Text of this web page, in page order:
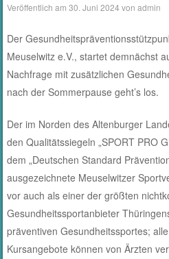
Veröffentlich am30. Juni 2024 vonadmin
Der
Meuselwitz e.V., startet demnächst
Nachfrage mit zusätzlichen
nach der Sommerpause geht’s los.
Der im Norden des Altenburger
den Qualitätssiegeln „SPORT PRO
dem „Deutschen Standard
ausgezeichnete Meuselwitzer
vor auch als einer der größten
Gesundheitssportanbieter
präventiven Gesundheitssportes;
Kursangebote können von Ärzten